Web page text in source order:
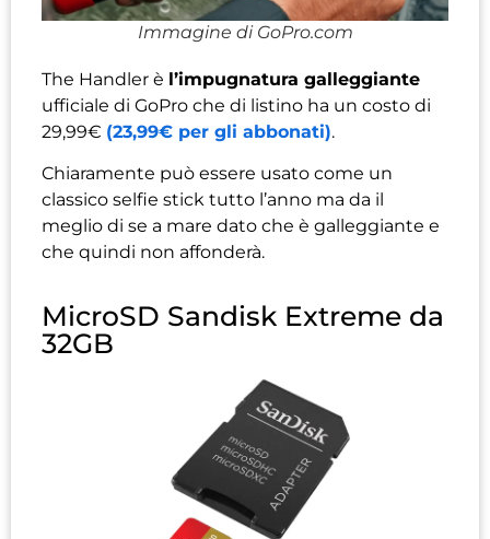
Immagine di GoPro.com
The Handler è l’impugnatura galleggiante
ufficiale di GoPro che di listino ha un costo di
29,99€ (23,99€ per gli abbonati).
Chiaramente può essere usato come un
classico selfie stick tutto l’anno ma da il
meglio di se a mare dato che è galleggiante e
che quindi non affonderà.
MicroSD Sandisk Extreme da
32GB